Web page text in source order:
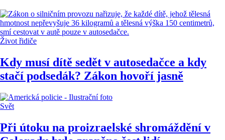
Život řidiče
Kdy musí dítě sedět v autosedačce a kdy
stačí podsedák? Zákon hovoří jasně
Svět
Při útoku na proizraelské shromáždění v